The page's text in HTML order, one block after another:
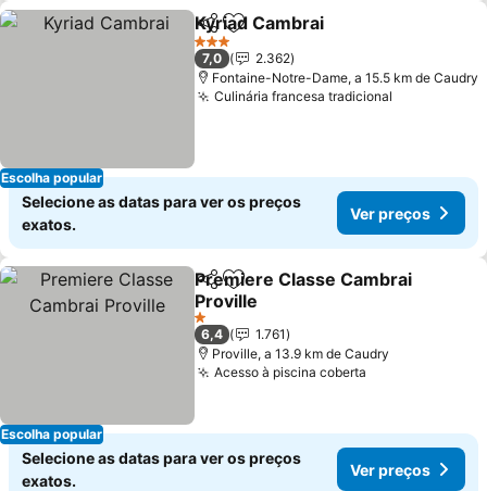
Escolha popular
PartilharAdicionar aos favoritos
Kyriad Cambrai
3 Estrelas
7,0
2.362
Fontaine-Notre-Dame, a 15.5 km de Caudry
Culinária francesa tradicional
Selecione as datas para ver os preços
exatos.
Ver preços
Escolha popular
PartilharAdicionar aos favoritos
Premiere Classe Cambrai
Proville
1 Estrelas
6,4
1.761
Proville, a 13.9 km de Caudry
Acesso à piscina coberta
Selecione as datas para ver os preços
exatos.
Ver preços